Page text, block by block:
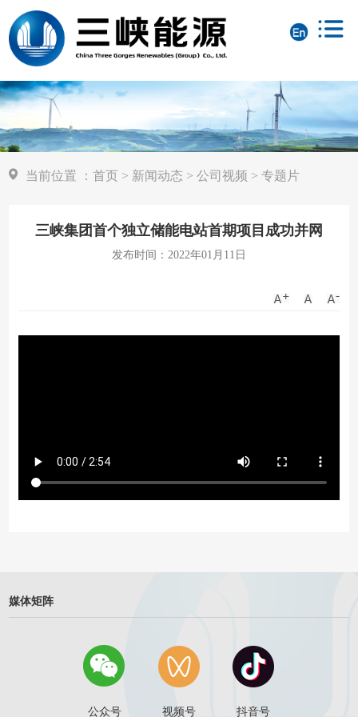
当前位置 ：首页 > 新闻动态 >公司视频 >专题片
三峡集团首个独立储能电站首期项目成功并网
发布时间：2022年01月11日
媒体矩阵
公众号 视频号 抖音号